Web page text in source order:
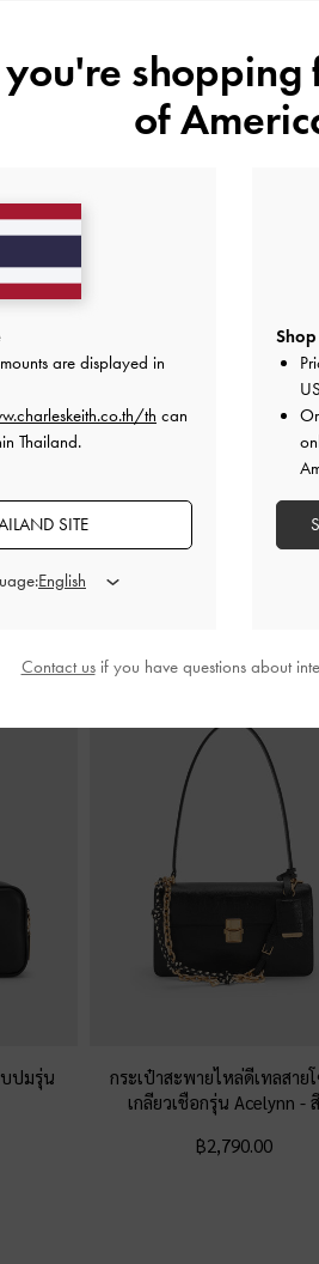
ขว้แบบ
รองเท้าแตะส้นสูงรุ่น Georgie
ปมรุ่น
กระเป๋าสะพายไหล่ดีเทลสาย
เกลียวเชือกรุ่น Acelynn-
฿2,790.00
shopping
of
are displayed in
th can
Thailand.
SITE
Contact usif you have questions about